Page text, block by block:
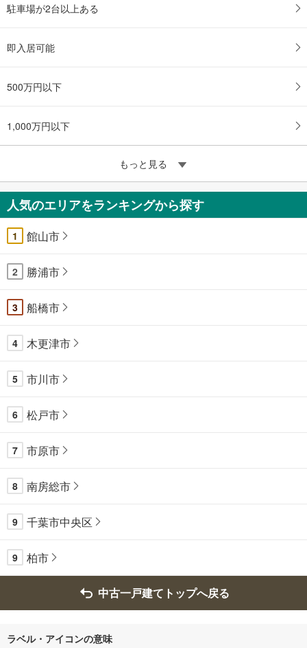
駐車場が2台以上ある
即入居可能
500万円以下
1,000万円以下
もっと見る
人気のエリアをランキングから探す
1 館山市
2 勝浦市
3 船橋市
4 木更津市
5 市川市
6 松戸市
7 市原市
8 南房総市
9 千葉市中央区
9 柏市
中古一戸建てトップへ戻る
ラベル・アイコンの意味